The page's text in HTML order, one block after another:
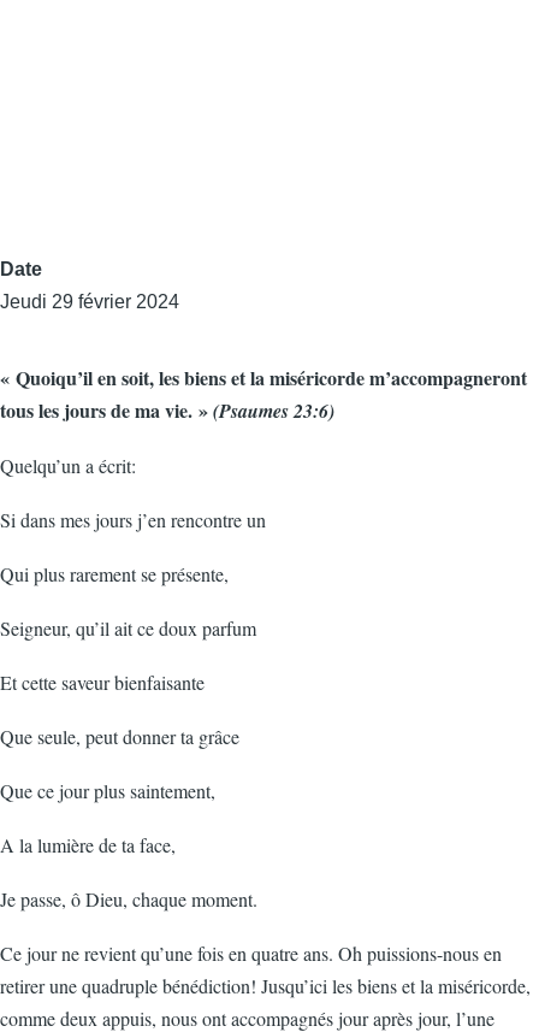
Date
Jeudi 29 février 2024
« Quoiqu’il en soit, les biens et la miséricorde m’accompagneront
tous les jours de ma vie. »(Psaumes 23:6)
Quelqu’un a écrit:
Si dans mes jours j’en rencontre un
Qui plus rarement se présente,
Seigneur, qu’il ait ce doux parfum
Et cette saveur bienfaisante
Que seule, peut donner ta grâce
Que ce jour plus saintement,
A la lumière de ta face,
Je passe, ô Dieu, chaque moment.
Ce jour ne revient qu’une fois en quatre ans. Oh puissions-nous en
retirer une quadruple bénédiction! Jusqu’ici les biens et la miséricorde,
comme deux appuis, nous ont accompagnés jour après jour, l’une